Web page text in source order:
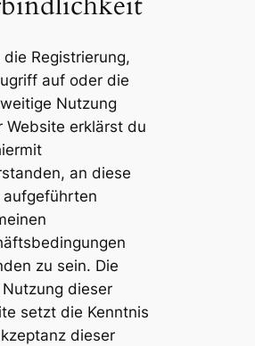
die Registrierung,
auf oder die
Nutzung
Website erklärst du
an diese
aufgeführten
zu sein. Die
dieser
setzt die Kenntnis
dieser